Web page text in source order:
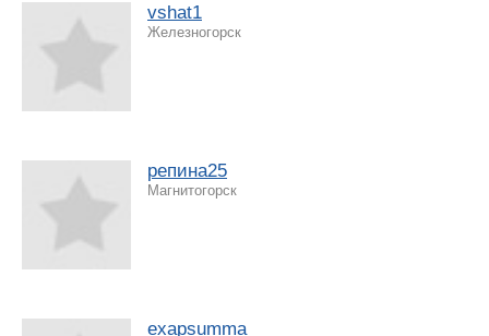
vshat1
Железногорск
репина25
Магнитогорск
exapsumma